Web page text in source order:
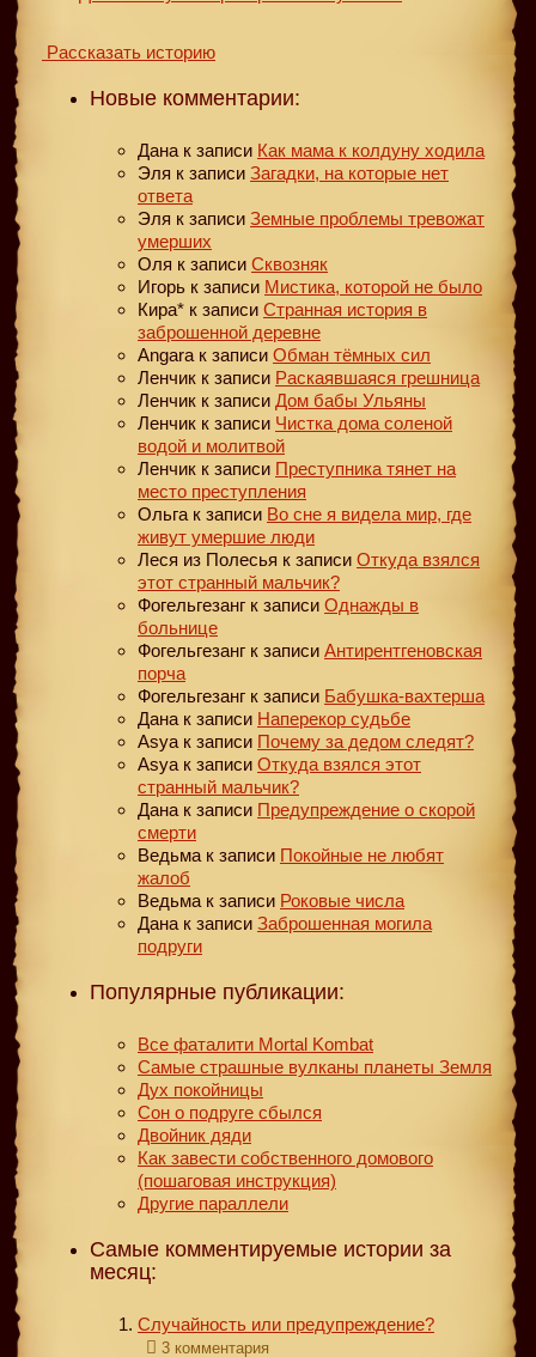
Рассказать историю
Новые комментарии:
Дана к записи Как мама к колдуну ходила
Эля к записи Загадки, на которые нет
ответа
Эля к записи Земные проблемы тревожат
умерших
Оля к записи Сквозняк
Игорь к записи Мистика, которой не было
Кира* к записи Странная история в
заброшенной деревне
Angara к записи Обман тёмных сил
Ленчик к записи Раскаявшаяся грешница
Ленчик к записи Дом бабы Ульяны
Ленчик к записи Чистка дома соленой
водой и молитвой
Ленчик к записи Преступника тянет на
место преступления
Ольга к записи Во сне я видела мир, где
живут умершие люди
Леся из Полесья к записи Откуда взялся
этот странный мальчик?
Фогельгезанг к записи Однажды в
больнице
Фогельгезанг к записи Антирентгеновская
порча
Фогельгезанг к записи Бабушка-вахтерша
Дана к записи Наперекор судьбе
Asya к записи Почему за дедом следят?
Asya к записи Откуда взялся этот
странный мальчик?
Дана к записи Предупреждение о скорой
смерти
Ведьма к записи Покойные не любят
жалоб
Ведьма к записи Роковые числа
Дана к записи Заброшенная могила
подруги
Популярные публикации:
Все фаталити Mortal Kombat
Самые страшные вулканы планеты Земля
Дух покойницы
Сон о подруге сбылся
Двойник дяди
Как завести собственного домового
(пошаговая инструкция)
Другие параллели
Самые комментируемые истории за
месяц:
Случайность или предупреждение?
3 комментария